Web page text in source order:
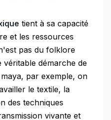
tient à sa capacité
et les ressources
pas du folklore
démarche de
par exemple, on
le textile, la
des techniques
vivante et